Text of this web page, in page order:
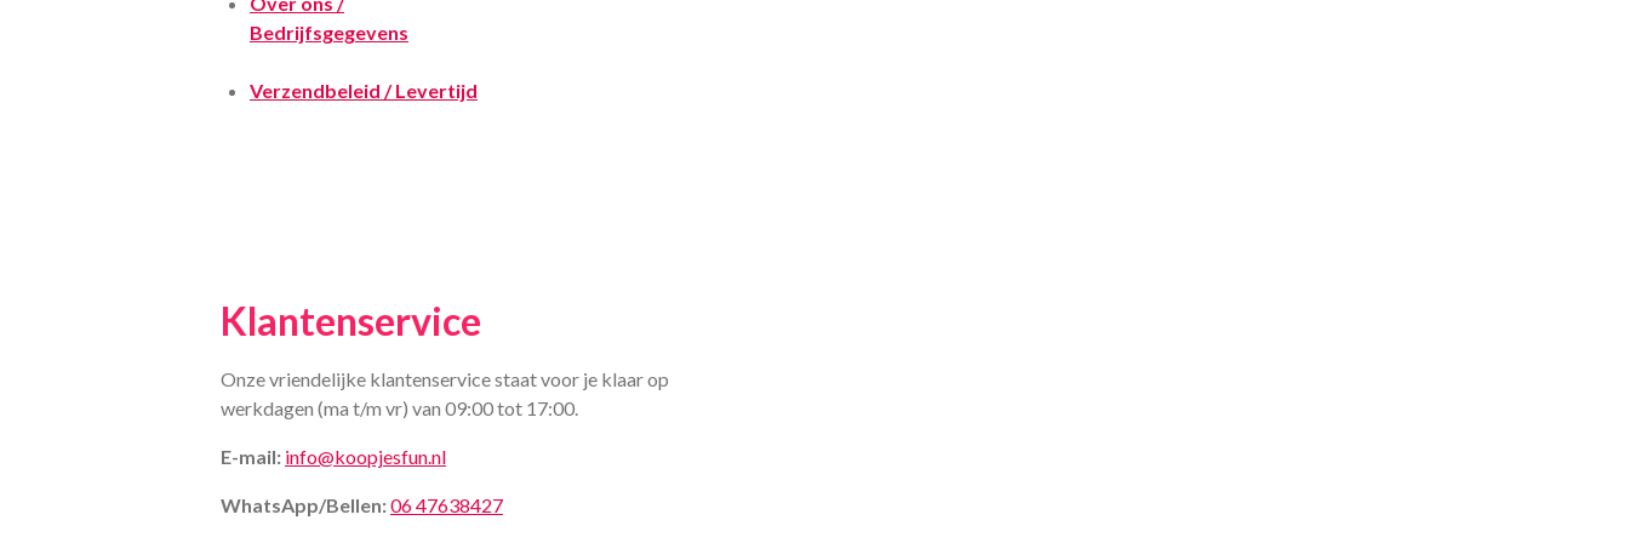
Bedrijfsgegevens
Verzendbeleid / Levertijd
Klantenservice
Onze vriendelijke klantenservice staat voor je klaar op
werkdagen (ma t/m vr) van 09:00 tot 17:00.
E-mail: info@koopjesfun.nl
WhatsApp/Bellen:06 47638427